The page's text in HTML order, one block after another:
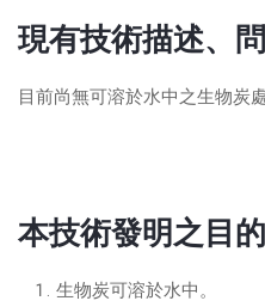
現有技術描述、
目前尚無可溶於水中之生物炭
本技術發明之目
生物炭可溶於水中。